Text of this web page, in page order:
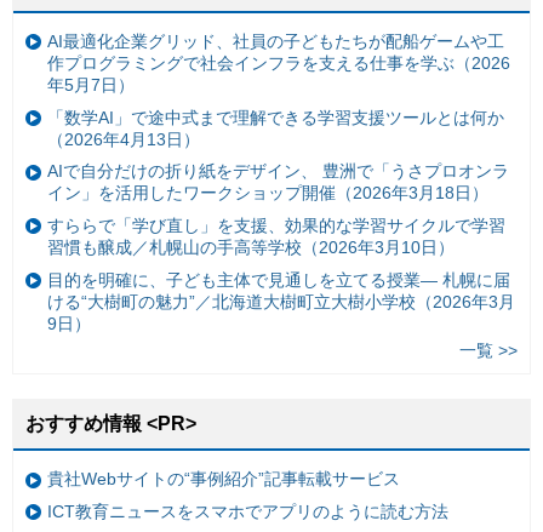
AI最適化企業グリッド、社員の子どもたちが配船ゲームや工
作プログラミングで社会インフラを支える仕事を学ぶ（2026
年5月7日）
「数学AI」で途中式まで理解できる学習支援ツールとは何か
（2026年4月13日）
AIで自分だけの折り紙をデザイン、 豊洲で「うさプロオンラ
イン」を活用したワークショップ開催（2026年3月18日）
すららで「学び直し」を支援、効果的な学習サイクルで学習
習慣も醸成／札幌山の手高等学校（2026年3月10日）
目的を明確に、子ども主体で見通しを立てる授業— 札幌に届
ける“大樹町の魅力”／北海道大樹町立大樹小学校（2026年3月
9日）
一覧 >>
おすすめ情報 <PR>
貴社Webサイトの“事例紹介”記事転載サービス
ICT教育ニュースをスマホでアプリのように読む方法